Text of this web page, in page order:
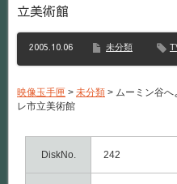
立美術館
2005.10.06 未分類
映像玉手匣 > 未分類 > ムーミン谷
レ市立美術館
DiskNo. 242